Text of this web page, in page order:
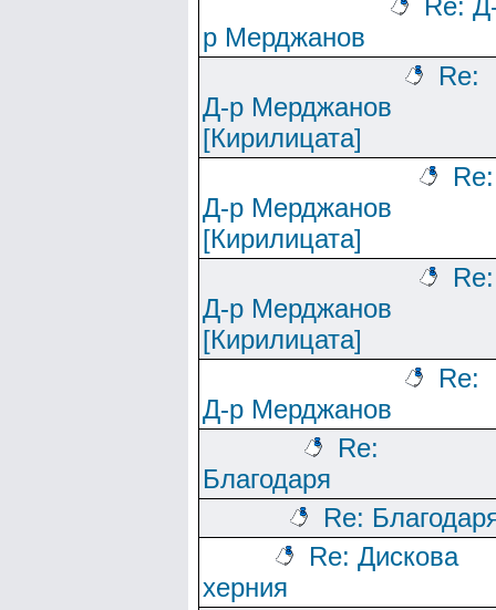
Re:
р Мерджанов
Re:
Д-р Мерджанов
[Кирилицата]
Re:
Д-р Мерджанов
[Кирилицата]
Re:
Д-р Мерджанов
[Кирилицата]
Re:
Д-р Мерджанов
Re:
Благодаря
Re:
Re: Дискова
херния